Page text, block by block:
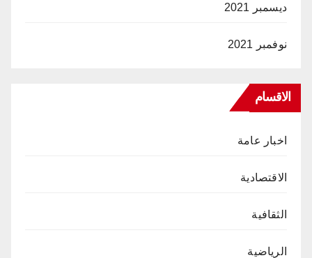
ديسمبر 2021
نوفمبر 2021
الاقسام
اخبار عامة
الاقتصادية
الثقافية
الرياضية